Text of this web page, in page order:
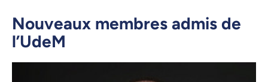
Nouveaux membres admis de
l’UdeM